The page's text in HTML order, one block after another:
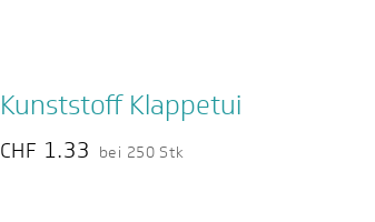
Kunststoff Klappetui
CHF 1.33 bei 250 Stk